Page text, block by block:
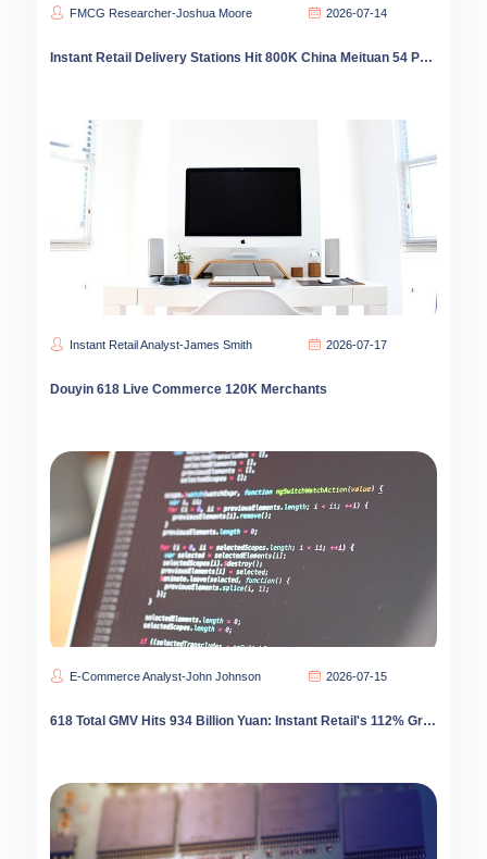
FMCG Researcher-Joshua Moore 2026-07-14
Instant Retail Delivery Stations Hit 800K China Meituan 54 Percent Share County Coverage Leads
Instant Retail Analyst-James Smith 2026-07-17
Douyin 618 Live Commerce 120K Merchants
E-Commerce Analyst-John Johnson 2026-07-15
618 Total GMV Hits 934 Billion Yuan: Instant Retail's 112% Growth Reshapes E-Commerce